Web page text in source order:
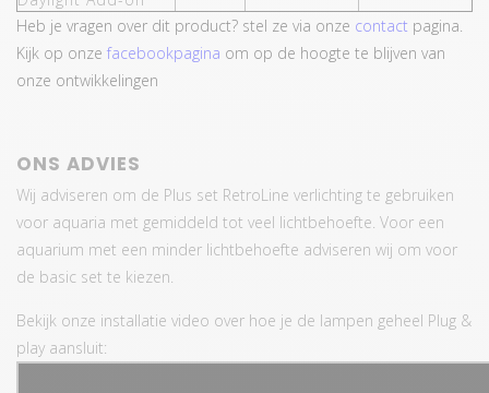
Heb je vragen over dit product? stel ze via onze contact pagina.
Kijk op onze facebookpagina om op de hoogte te blijven van
onze ontwikkelingen
ONS ADVIES
Wij adviseren om de Plus set RetroLine verlichting te gebruiken
voor aquaria met gemiddeld tot veel lichtbehoefte. Voor een
aquarium met een minder lichtbehoefte adviseren wij om voor
de basic set te kiezen.
Bekijk onze installatie video over hoe je de lampen geheel Plug &
play aansluit: